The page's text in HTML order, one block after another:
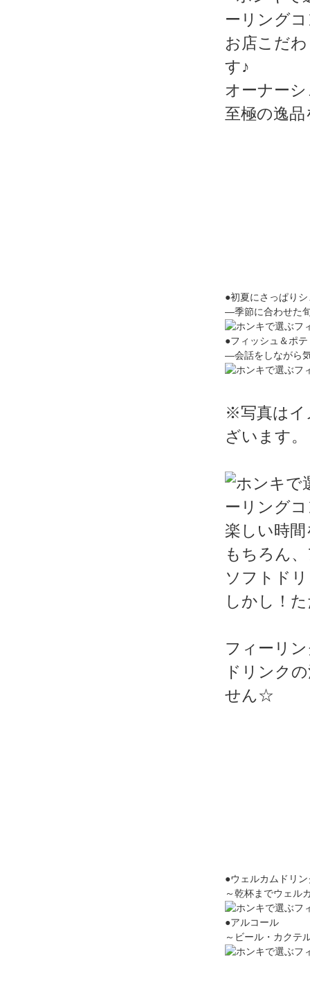
お店こだ
す♪
オーナー
至極の逸
●初夏にさっぱり
―季節に合わせた
●フィッシュ＆ポテ
―会話をしながら
※写真はイ
ざいます。
楽しい時
もちろん
ソフトド
しかし！
フィーリ
ドリンク
せん☆
●ウェルカムドリン
～乾杯までウェル
●アルコール
～ビール・カクテ